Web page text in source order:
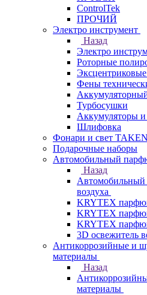
ControlTek
ПРОЧИЙ
Электро инструмент
Назад
Электро
Роторные
Фены
Турбосушки
Аккумуляторы и
Шлифовка
Фонари и свет
Подарочные наборы
Автомобильный
Назад
воздуха
KRYTEX
KRYTEX
KRYTEX
3D освежитель
Антикоррозийные и
материалы
Назад
материалы